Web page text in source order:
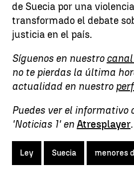
de Suecia por una
transformado el debate
justicia en el país.
Síguenos en nuestro
no te pierdas la última
actualidad en nuestro
Puedes ver el informativo
'Noticias 1' en Atresplayer.
Ley Suecia menores